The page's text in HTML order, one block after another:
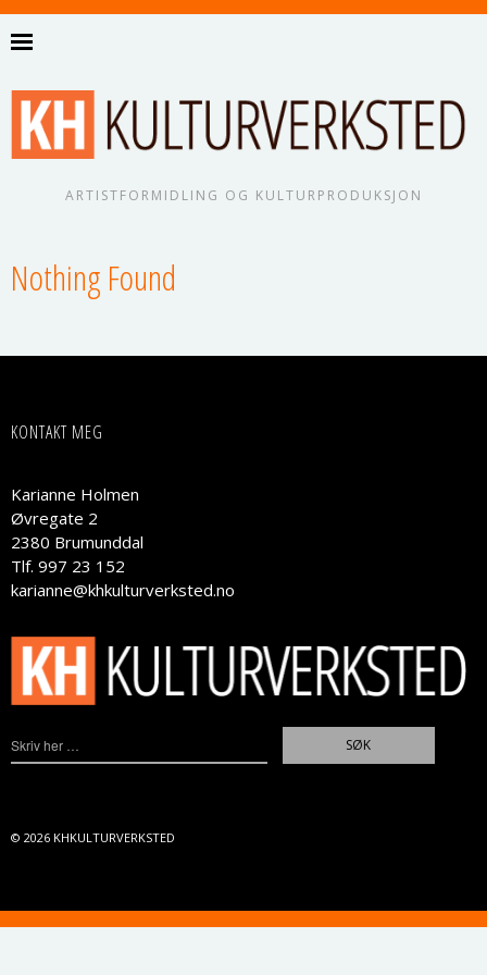
ARTISTFORMIDLING OG KULTURPRODUKSJON
Nothing Found
KONTAKT MEG
Karianne Holmen
Øvregate 2
2380 Brumunddal
Tlf. 997 23 152
karianne@khkulturverksted.no
© 2026 KHKULTURVERKSTED